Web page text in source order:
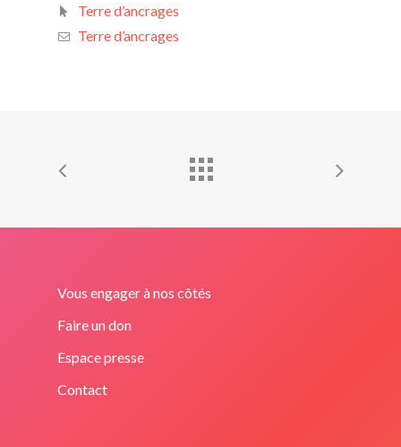
Terre d’ancrages
Terre d’ancrages
Vous engager à nos côtés
Faire un don
Espace presse
Contact